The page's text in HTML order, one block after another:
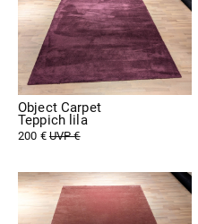
Object Carpet
Teppich lila
200 €UVP €